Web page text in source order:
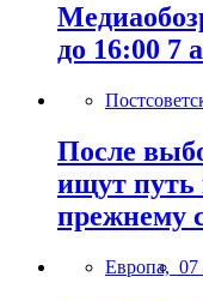
до 16:00 7
После
ищут путь
прежнему
Европа, 07